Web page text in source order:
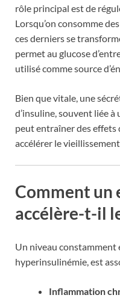
rôle principal est de
Lorsqu’on consomme
ces derniers se
permet au glucose
utilisé comme source
Bien que vitale, une
d’insuline, souvent liée
peut entraîner des effets
accélérer le vieillissement.
Comment un
accélère-t-il
Un niveau constamment
hyperinsulinémie, est
Inflammation